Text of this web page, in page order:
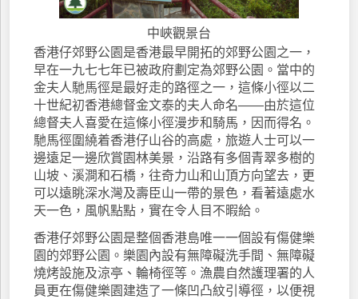
中峽觀景台
香港仔郊野公園是香港最早開拓的郊野公園之一，
早在一九七七年已被政府劃定為郊野公園。當中的
金夫人馳馬徑是最好走的路徑之一，這條小徑以二
十世紀初香港總督金文泰的夫人命名——由於這位
總督夫人喜愛在這條小徑漫步和騎馬，因而得名。
馳馬徑圍繞着香港仔山谷的高處，旅遊人士可以一
邊遠足一邊欣賞園林美景，沿路有多個青翠多樹的
山坡、溪澗和石橋，往奇力山和山頂方向望去，更
可以遠眺深水灣及壽臣山一帶的景色，看著遠處水
天一色，風帆點點，實在令人目不暇給。
香港仔郊野公園是整個香港島唯一一個設有傷健樂
園的郊野公園。樂園內設有無障礙洗手間、無障礙
燒烤設施及涼亭、輪椅徑等。漁農自然護理署的人
員更在傷健樂園建造了一條凹凸紋引導徑，以便視